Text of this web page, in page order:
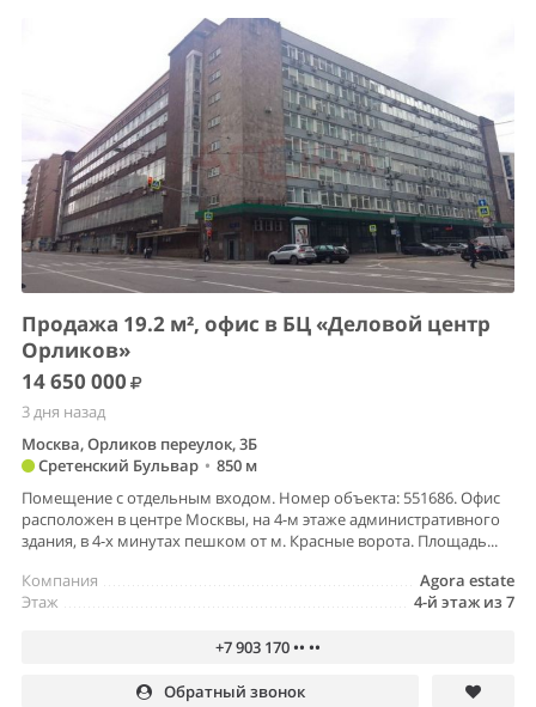
Продажа 19.2 м², офис в БЦ «Деловой центр
Орликов»
14 650 000
3 дня назад
Москва, Орликов переулок, 3Б
Сретенский Бульвар • 850 м
Помещение с отдельным входом. Номер объекта: 551686. Офис
расположен в центре Москвы, на 4-м этаже административного
здания, в 4-х минутах пешком от м. Красные ворота. Площадь...
Agora estate
Компания
4-й этаж из 7
Этаж
+7 903 170 •• ••
Обратный звонок